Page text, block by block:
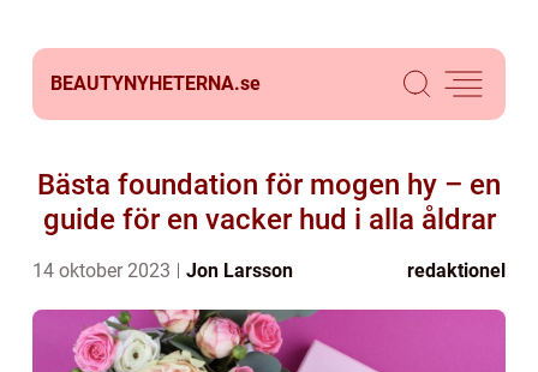
BEAUTYNYHETERNA.se
Bästa foundation för mogen hy – en
guide för en vacker hud i alla åldrar
14 oktober 2023 Jon Larsson redaktionel